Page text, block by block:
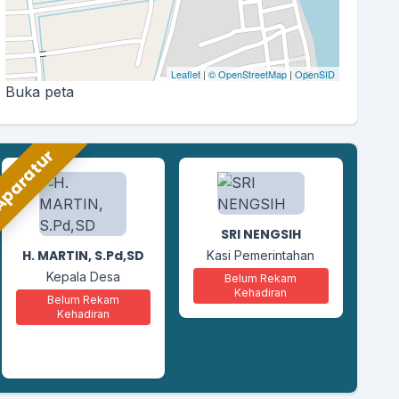
Leaflet| © OpenStreetMap| OpenSID
Buka peta
H. MARTIN, S.Pd,SD
Kepala Desa
Belum Rekam
Kehadiran
SRI NENGSIH
Kasi Pemerintahan
Belum Rekam
Kehadiran
ABDUL RASYID
Kasi Kesejahteraan
Belum Rekam
Kehadiran